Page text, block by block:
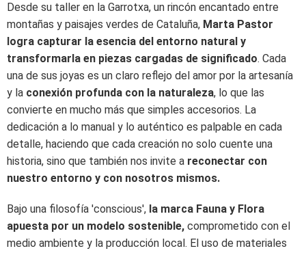
Desde su taller en la Garrotxa, un rincón encantado entre
montañas y paisajes verdes de Cataluña, Marta Pastor
logra capturar la esencia del entorno natural y
transformarla en piezas cargadas de significado. Cada
una de sus joyas es un claro reflejo del amor por la artesanía
y la conexión profunda con la naturaleza, lo que las
convierte en mucho más que simples accesorios. La
dedicación a lo manual y lo auténtico es palpable en cada
detalle, haciendo que cada creación no solo cuente una
historia, sino que también nos invite a reconectar con
nuestro entorno y con nosotros mismos.
Bajo una filosofía 'conscious', la marca Fauna y Flora
apuesta por un modelo sostenible, comprometido con el
medio ambiente y la producción local. El uso de materiales